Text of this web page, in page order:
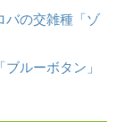
バの交雑種「ゾ
ルーボタン」